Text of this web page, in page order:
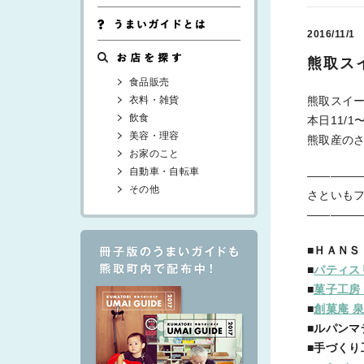
食品販売
衣料・雑貨
飲食
美容・理容
お家のこと
自動車・自転車
その他
2016/11/1
熊取ス
熊取スイ
本日11/1
熊取産の
さといも
■ＨＡＮＳ
■パティス
■菓子工房
■創菓庵
■ルパンマ
■手づくり